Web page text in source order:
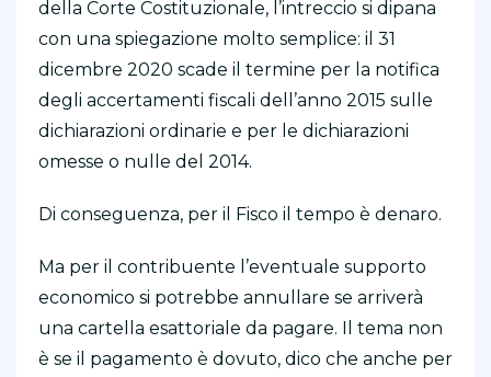
della Corte Costituzionale, l’intreccio si dipana
con una spiegazione molto semplice: il 31
dicembre 2020 scade il termine per la notifica
degli accertamenti fiscali dell’anno 2015 sulle
dichiarazioni ordinarie e per le dichiarazioni
omesse o nulle del 2014.
Di conseguenza, per il Fisco il tempo è denaro.
Ma per il contribuente l’eventuale supporto
economico si potrebbe annullare se arriverà
una cartella esattoriale da pagare. Il tema non
è se il pagamento è dovuto, dico che anche per